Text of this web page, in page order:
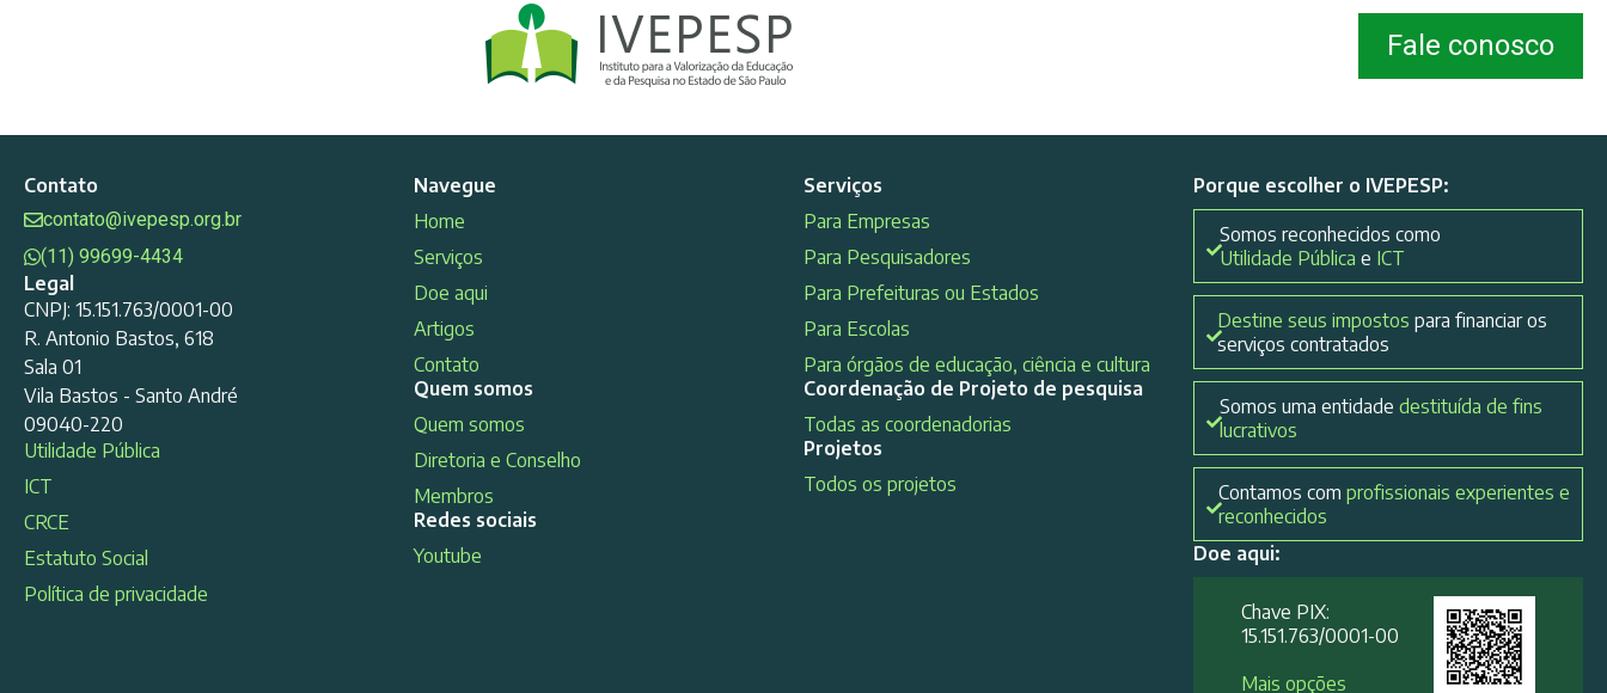
Fale conosco
Contato
contato@ivepesp.org.br
(11) 99699-4434
Legal
CNPJ: 15.151.763/0001-00
R. Antonio Bastos, 618
Sala 01
Vila Bastos - Santo André
09040-220
Utilidade Pública
ICT
CRCE
Estatuto Social
Política de privacidade
Navegue
Home
Serviços
Doe aqui
Artigos
Contato
Quem somos
Quem somos
Diretoria e Conselho
Membros
Redes sociais
Youtube
Serviços
Para Empresas
Para Pesquisadores
Para Prefeituras ou Estados
Para Escolas
Para órgãos de educação, ciência e cultura
Coordenação de Projeto de pesquisa
Todas as coordenadorias
Projetos
Todos os projetos
Porque escolher o IVEPESP:
Somos reconhecidos como
Utilidade Pública e ICT
Destine seus impostos para financiar os
serviços contratados
Somos uma entidadedestituída de fins
lucrativos
Contamos com profissionais experientes e
reconhecidos
Doe aqui:
Chave PIX:
15.151.763/0001-00​
Mais opções